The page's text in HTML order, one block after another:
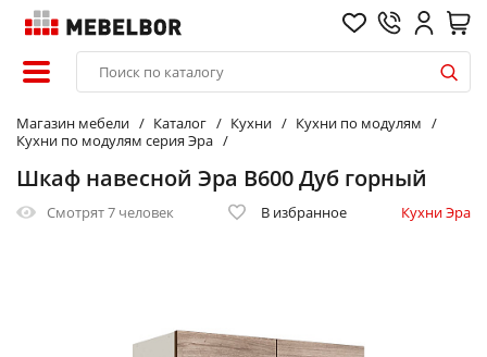
Магазин мебели Каталог Кухни
Кухни по модулям
Кухни по модулям серия Эра
Шкаф навесной Эра В600 Дуб горный
Смотрят7 человек В избранное Кухни Эра